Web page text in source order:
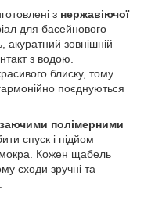
з нержавіючої
для басейнового
акуратний зовнішній
з водою.
блиску, тому
поєднуються
полімерними
спуск і підйом
мокра. Кожен щабель
сходи зручні та